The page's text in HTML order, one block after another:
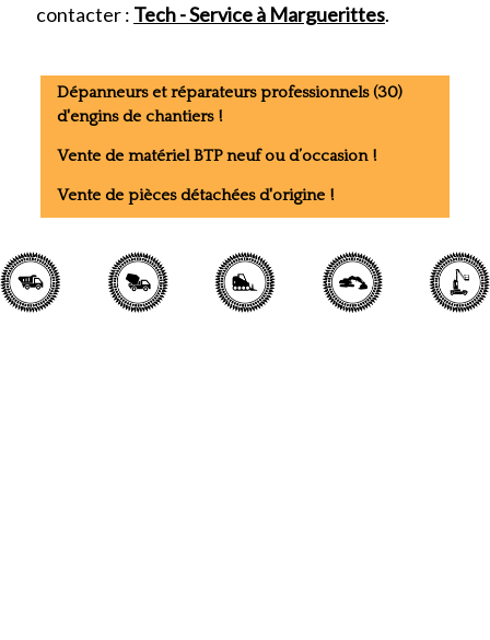
contacter : Tech - Service à Marguerittes.
Dépanneurs et réparateurs professionnels (30)
d'engins de chantiers !
Vente de matériel BTP neuf ou d’occasion !
Vente de pièces détachées d'origine !